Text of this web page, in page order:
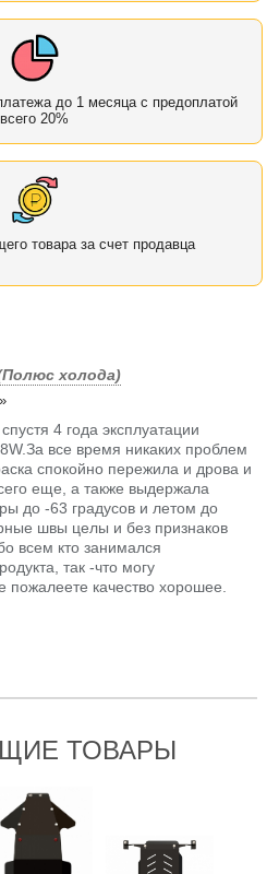
до 1 месяца с предоплатой
всего 20%
товара за счет продавца
холода)
4 года эксплуатации
все время никаких проблем
спокойно пережила и дрова и
еще, а также выдержала
до -63 градусов и летом до
швы целы и без признаков
всем кто занимался
так -что могу
пожалеете качество хорошее.
ТОВАРЫ